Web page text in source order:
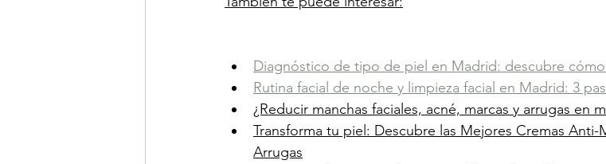
Diagnóstico de tipo de piel en Madrid: descubre
Rutina facial de noche y limpieza facial en Madrid: 3
¿Reducir manchas faciales, acné, marcas y arrugas en
Transforma tu piel: Descubre las Mejores Cremas
Arrugas